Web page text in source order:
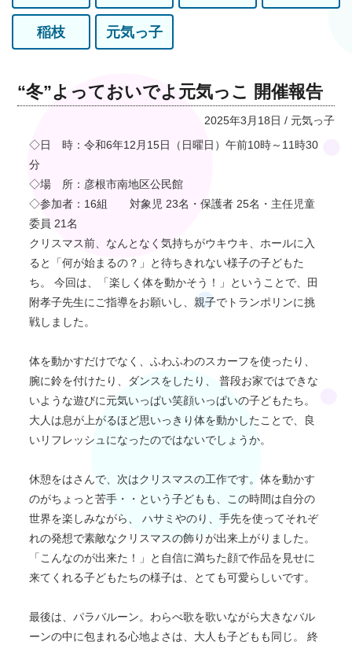
稲枝 元気っ子
“冬”よっておいでよ元気っこ 開催報告
2025年3月18日 / 元気っ子
◇日 時：令和6年12月15日（日曜日）午前10時～11時30
分
◇場 所：彦根市南地区公民館
◇参加者：16組 対象児 23名・保護者 25名・主任児童
委員 21名
クリスマス前、なんとなく気持ちがウキウキ、ホールに入
ると「何が始まるの？」と待ちきれない様子の子どもた
ち。 今回は、「楽しく体を動かそう！」ということで、田
附孝子先生にご指導をお願いし、親子でトランポリンに挑
戦しました。
体を動かすだけでなく、ふわふわのスカーフを使ったり、
腕に鈴を付けたり、ダンスをしたり、 普段お家ではできな
いような遊びに元気いっぱい笑顔いっぱいの子どもたち。
大人は息が上がるほど思いっきり体を動かしたことで、良
いリフレッシュになったのではないでしょうか。
休憩をはさんで、次はクリスマスの工作です。体を動かす
のがちょっと苦手・・という子どもも、この時間は自分の
世界を楽しみながら、 ハサミやのり、手先を使ってそれぞ
れの発想で素敵なクリスマスの飾りが出来上がりました。
「こんなのが出来た！」と自信に満ちた顔で作品を見せに
来てくれる子どもたちの様子は、とても可愛らしいです。
最後は、パラバルーン。わらべ歌を歌いながら大きなバル
ーンの中に包まれる心地よさは、大人も子どもも同じ。 終